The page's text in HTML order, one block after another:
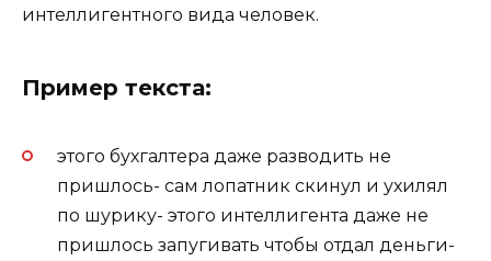
интеллигентного вида человек.
Пример текста:
этого бухгалтера даже разводить не
пришлось- сам лопатник скинул и ухилял
по шурику- этого интеллигента даже не
пришлось запугивать чтобы отдал деньги-